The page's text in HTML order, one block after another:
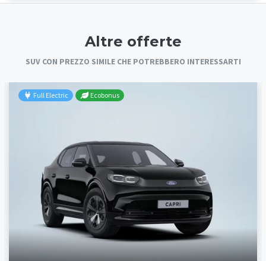
Altre offerte
SUV CON PREZZO SIMILE CHE POTREBBERO INTERESSARTI
Full Electric Ecobonus